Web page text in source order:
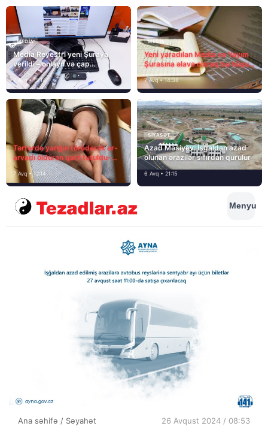
MEDİA
Media Reyestri yeni Şuraya
verildi – onlayn və çap
mediasını nə gözləyir?
7 Avq • 15:14
MEDİA
Yeni yaradılan Media və Yayım
Şurasına əlavə olaraq bu hüquq
və vəzifələr də verilib
7 Avq • 14:38
Tərtərdə yanğın törədərək ər-
arvadı öldürən qatil tutuldu-
SON DƏQİQƏ
7 Avq • 12:14
SIYASƏT
Azad Məsiyev: İşğaldan azad
olunan ərazilər sıfırdan qurulur
6 Avq • 21:15
Menyu
Ana səhifə / Səyahət 26 Avqust 2024 / 08:53